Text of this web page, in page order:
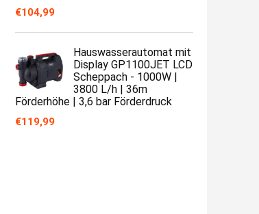
€104,99
Hauswasserautomat mit
Display GP1100JET LCD
Scheppach - 1000W |
3800 L/h | 36m
Förderhöhe | 3,6 bar Förderdruck
€119,99